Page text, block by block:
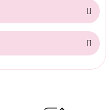
açıklamalarında ve diğer